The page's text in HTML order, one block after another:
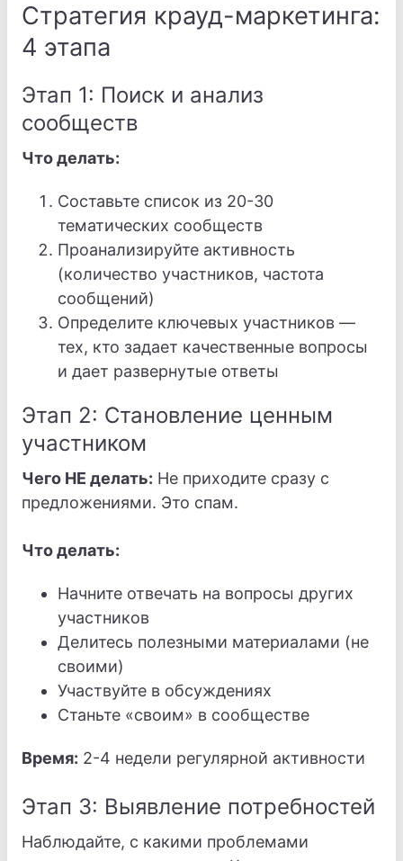
Стратегия крауд-маркетинга:
4 этапа
Этап 1: Поиск и анализ
сообществ
Что делать:
Составьте список из 20-30
тематических сообществ
Проанализируйте активность
(количество участников, частота
сообщений)
Определите ключевых участников —
тех, кто задает качественные вопросы
и дает развернутые ответы
Этап 2: Становление ценным
участником
Чего НЕ делать: Не приходите сразу с
предложениями. Это спам.
Что делать:
Начните отвечать на вопросы других
участников
Делитесь полезными материалами (не
своими)
Участвуйте в обсуждениях
Станьте «своим» в сообществе
Время: 2-4 недели регулярной активности
Этап 3: Выявление потребностей
Наблюдайте, с какими проблемами